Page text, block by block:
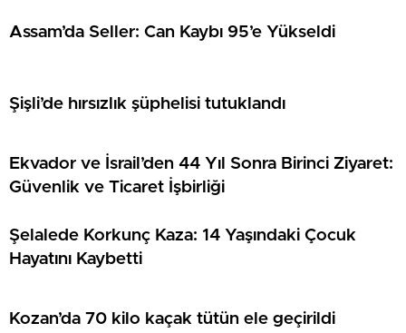
Assam’da Seller: Can Kaybı 95’e Yükseldi
Şişli’de hırsızlık şüphelisi tutuklandı
Ekvador ve İsrail’den 44 Yıl Sonra Birinci Ziyaret:
Güvenlik ve Ticaret İşbirliği
Şelalede Korkunç Kaza: 14 Yaşındaki Çocuk
Hayatını Kaybetti
Kozan’da 70 kilo kaçak tütün ele geçirildi